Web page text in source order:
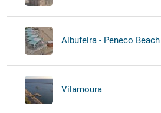
Albufeira - Peneco Beach
Vilamoura